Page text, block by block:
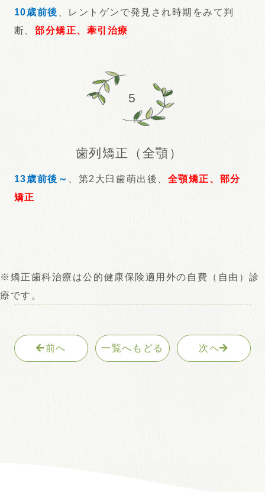
10歳前後 、レントゲンで発見され時期をみて判
断、 部分矯正、牽引治療
5
歯列矯正（全顎）
13歳前後～ 、第2大臼歯萌出後、 全顎矯正、部分
矯正
※矯正歯科治療は公的健康保険適用外の自費（自由）診
療です。
前へ 一覧へもどる 次へ